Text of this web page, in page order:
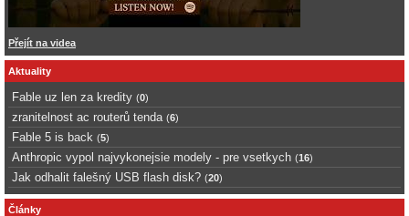
Přejít na videa
Aktuality
Fable uz len za kredity (0)
zranitelnost ac routerů tenda (6)
Fable 5 is back (5)
Anthropic vypol najvykonejsie modely - pre vsetkych (16)
Jak odhalit falešný USB flash disk? (20)
Články